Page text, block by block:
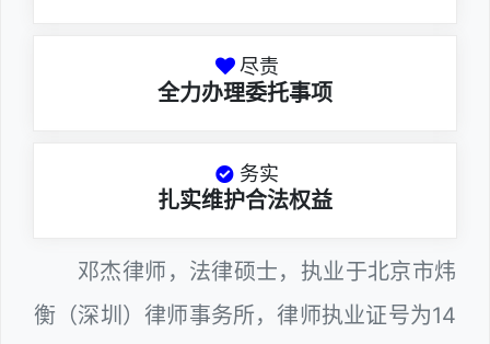
尽责
全力办理委托事项
务实
扎实维护合法权益
邓杰律师，法律硕士，执业于北京市炜
衡（深圳）律师事务所，律师执业证号为14